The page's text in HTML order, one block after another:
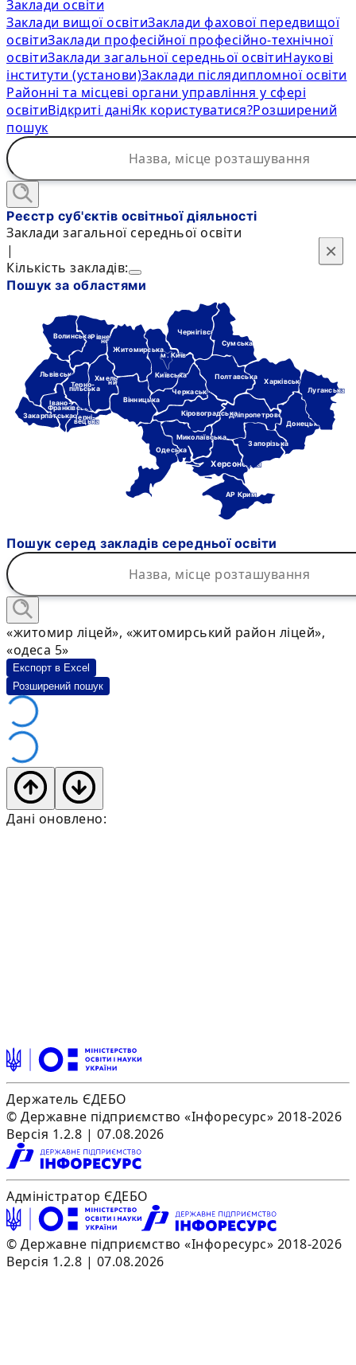
Заклади освіти
Заклади вищої освітиЗаклади фахової передвищої
освітиЗаклади професійної професійно-технічної
освітиЗаклади загальної середньої освітиНаукові
інститути (установи)Заклади післядипломної освіти
Районні та місцеві органи управління у сфері
освітиВідкриті даніЯк користуватися?Розширений
пошук
×
Реєстр суб'єктів освітньої діяльності
Заклади загальної середньої освіти
|
Кількість закладів:
Пошук за областями
Черкаська
Чернігівська
Черні-
вецька
Дніпропетровська
Донецька
Івано-
Франківська
Харківська
Херсонська
Хмель-
ницька
Кіровоградська
АР Крим
Київська
м. Київ
Луганська
Львівська
Миколаївська
Одеська
Полтавська
Рівне-
нська Сумська
Терно-
пільська
Вінницька
Волинська
Закарпатська
Запорізька
Житомирська
Пошук серед закладів середньої освіти
×
«житомир ліцей», «житомирський район ліцей»,
«одеса 5»
Експорт в Excel
Розширений пошук
Дані оновлено:
Держатель ЄДЕБО
© Державне підприємство «Інфоресурс» 2018-2026
Версія 1.2.8 | 07.08.2026
Адміністратор ЄДЕБО
© Державне підприємство «Інфоресурс» 2018-2026
Версія 1.2.8 | 07.08.2026